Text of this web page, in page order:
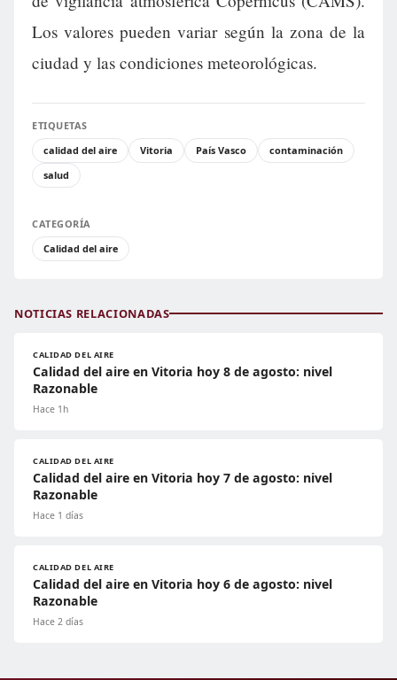
Los valores pueden variar según la zona de la
ciudad y las condiciones meteorológicas.
ETIQUETAS
calidad del aire
Vitoria País Vasco
contaminación
salud
CATEGORÍA
Calidad del aire
NOTICIAS RELACIONADAS
CALIDAD DEL AIRE
Calidad del aire en Vitoria hoy 8 de agosto: nivel
Razonable
Hace 1h
CALIDAD DEL AIRE
Calidad del aire en Vitoria hoy 7 de agosto: nivel
Razonable
Hace 1 días
CALIDAD DEL AIRE
Calidad del aire en Vitoria hoy 6 de agosto: nivel
Razonable
Hace 2 días